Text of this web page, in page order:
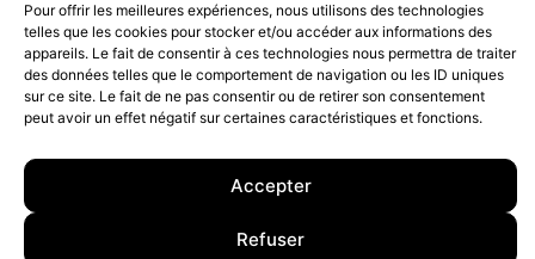
Pour offrir les meilleures expériences, nous utilisons des technologies
telles que les cookies pour stocker et/ou accéder aux informations des
appareils. Le fait de consentir à ces technologies nous permettra de traiter
des données telles que le comportement de navigation ou les ID uniques
sur ce site. Le fait de ne pas consentir ou de retirer son consentement
peut avoir un effet négatif sur certaines caractéristiques et fonctions.
Accepter
Refuser
Les marques doivent-elles être engagées ?
19 juillet 2022
contact@armstrong.space–
Group agency –